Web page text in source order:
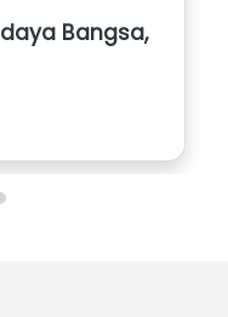
Bangsa,